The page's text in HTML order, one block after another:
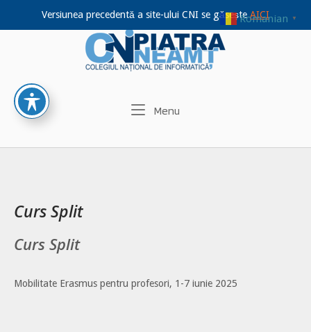
Versiunea precedentă a site-ului CNI se găseșteAICI
Home
Menu
Curs Split
Curs Split
Mobilitate Erasmus pentru profesori, 1-7 iunie 2025
Romanian ▼